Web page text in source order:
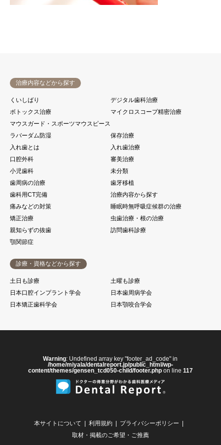
治療内容などから探す
くいしばり
デジタル歯科治療
ボトックス治療
マイクロスコープ精密治療
マウスガード・スポーツマウスピース
ラバーダム防湿
保存治療
入れ歯とは
入れ歯治療
口腔外科
審美治療
小児歯科
未分類
歯周病の治療
歯牙移植
歯科用CT完備
治療内容から探す
痛みなどの対策
睡眠時無呼吸症候群の治療
矯正治療
虫歯治療・根の治療
親知らずの抜歯
訪問歯科診療
顎関節症
診療・資格などから探す
土日も診療
土曜も診療
日本口腔インプラント学会
日本歯周病学会
日本矯正歯科学会
日本顎咬合学会
Warning: Undefined array key "footer_ad_code" in
/home/miyala/dentalreport.jp/public_html/wp-
content/themes/gensen_tcd050-child/footer.php on line 117
本サイトについて 利用規約
プライバシーポリシー
取材・掲載のご希望・ご推薦